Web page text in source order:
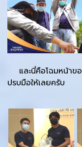
และนี่คือโฉมหน้าข
ปรบมือให้เลยครับ